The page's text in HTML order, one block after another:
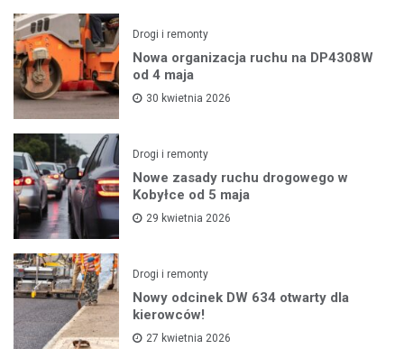
Drogi i remonty
Nowa organizacja ruchu na DP4308W
od 4 maja
30 kwietnia 2026
Drogi i remonty
Nowe zasady ruchu drogowego w
Kobyłce od 5 maja
29 kwietnia 2026
Drogi i remonty
Nowy odcinek DW 634 otwarty dla
kierowców!
27 kwietnia 2026